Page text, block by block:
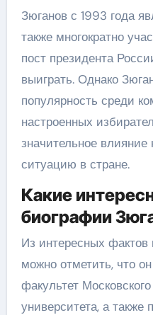
Зюганов с 1993 года
также многократно
пост президента
выиграть. Однако
популярность среди
настроенных
значительное
ситуацию в стране.
Какие
биографии
Из интересных
можно отметить, что
факультет
университета, а также